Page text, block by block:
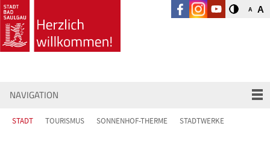
A A
NAVIGATION
STADT TOURISMUS SONNENHOF-THERME STADTWERKE